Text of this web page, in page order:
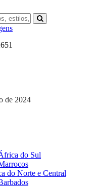
de 2024
do Sul
do Norte e Central